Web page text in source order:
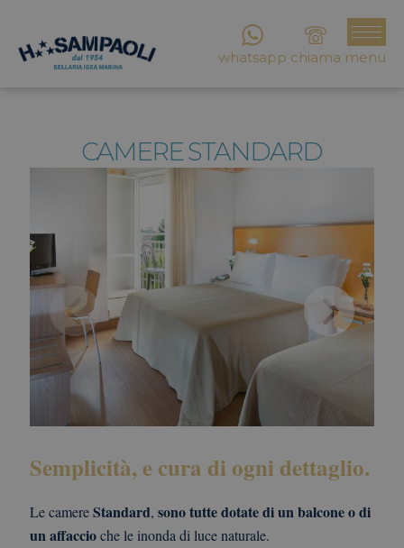
whatsapp chiama menu
CAMERE STANDARD
Semplicità, e cura di ogni dettaglio.
Le camereStandard, sono tutte dotate di un balcone o di
un affaccioche le inonda di luce naturale.